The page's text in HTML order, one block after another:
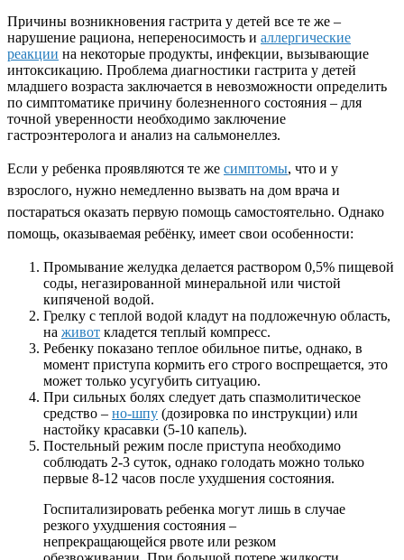
Причины возникновения гастрита у детей все те же –
нарушение рациона, непереносимость и аллергические
реакции на некоторые продукты, инфекции, вызывающие
интоксикацию. Проблема диагностики гастрита у детей
младшего возраста заключается в невозможности определить
по симптоматике причину болезненного состояния – для
точной уверенности необходимо заключение
гастроэнтеролога и анализ на сальмонеллез.
Если у ребенка проявляются те же симптомы, что и у
взрослого, нужно немедленно вызвать на дом врача и
постараться оказать первую помощь самостоятельно. Однако
помощь, оказываемая ребёнку, имеет свои особенности:
Промывание желудка делается раствором 0,5% пищевой
соды, негазированной минеральной или чистой
кипяченой водой.
Грелку с теплой водой кладут на подложечную область,
на живот кладется теплый компресс.
Ребенку показано теплое обильное питье, однако, в
момент приступа кормить его строго воспрещается, это
может только усугубить ситуацию.
При сильных болях следует дать спазмолитическое
средство – но-шпу (дозировка по инструкции) или
настойку красавки (5-10 капель).
Постельный режим после приступа необходимо
соблюдать 2-3 суток, однако голодать можно только
первые 8-12 часов после ухудшения состояния.
Госпитализировать ребенка могут лишь в случае
резкого ухудшения состояния –
непрекращающейся рвоте или резком